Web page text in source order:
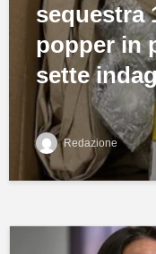
sequestra
popper in
sette
Redazione